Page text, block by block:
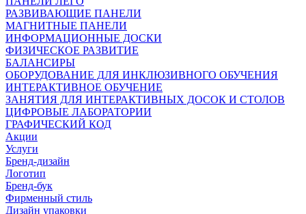
РАЗВИВАЮЩИЕ ПАНЕЛИ
МАГНИТНЫЕ ПАНЕЛИ
ИНФОРМАЦИОННЫЕ ДОСКИ
ФИЗИЧЕСКОЕ РАЗВИТИЕ
БАЛАНСИРЫ
ОБОРУДОВАНИЕ ДЛЯ ИНКЛЮЗИВНОГО ОБУЧЕНИЯ
ИНТЕРАКТИВНОЕ ОБУЧЕНИЕ
ЗАНЯТИЯ ДЛЯ ИНТЕРАКТИВНЫХ ДОСОК И СТОЛОВ
ЦИФРОВЫЕ ЛАБОРАТОРИИ
ГРАФИЧЕСКИЙ КОД
Акции
Услуги
Бренд-дизайн
Логотип
Бренд-бук
Фирменный стиль
Дизайн упаковки